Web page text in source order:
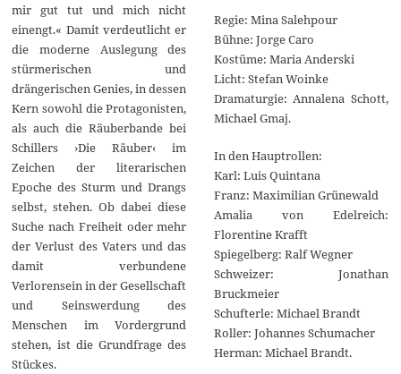
mir gut tut und mich nicht
einengt.« Damit verdeutlicht er
die moderne Auslegung des
stürmerischen und
drängerischen Genies, in dessen
Kern sowohl die Protagonisten,
als auch die Räuberbande bei
Schillers ›Die Räuber‹ im
Zeichen der literarischen
Epoche des Sturm und Drangs
selbst, stehen. Ob dabei diese
Suche nach Freiheit oder mehr
der Verlust des Vaters und das
damit verbundene
Verlorensein in der Gesellschaft
und Seinswerdung des
Menschen im Vordergrund
stehen, ist die Grundfrage des
Stückes.
Regie: Mina Salehpour
Bühne: Jorge Caro
Kostüme: Maria Anderski
Licht: Stefan Woinke
Dramaturgie: Annalena Schott,
Michael Gmaj.
In den Hauptrollen:
Karl: Luis Quintana
Franz: Maximilian Grünewald
Amalia von Edelreich:
Florentine Krafft
Spiegelberg: Ralf Wegner
Schweizer: Jonathan
Bruckmeier
Schufterle: Michael Brandt
Roller: Johannes Schumacher
Herman: Michael Brandt.